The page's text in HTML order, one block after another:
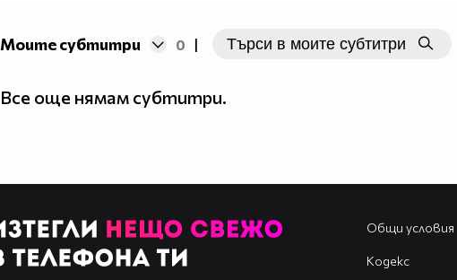
Моите субтитри 0 |
Все още нямам субтитри.
Общи условия
Кодекс